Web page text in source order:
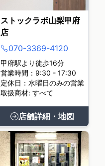
ストックラボ山梨甲府
店
070-3369-4120
甲府駅より徒歩16分
営業時間：9:30 - 17:30
定休日：水曜日のみの営業
取扱商材: すべて
店舗詳細・地図